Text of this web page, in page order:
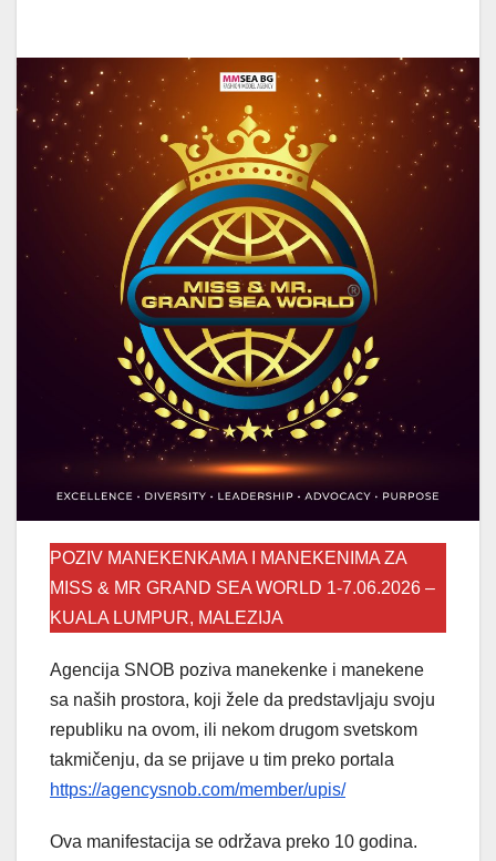
POZIV MANEKENKAMA I MANEKENIMA ZA
MISS & MR GRAND SEA WORLD 1-7.06.2026 –
KUALA LUMPUR, MALEZIJA
Agencija SNOB poziva manekenke i manekene
sa naših prostora, koji žele da predstavljaju svoju
republiku na ovom, ili nekom drugom svetskom
takmičenju, da se prijave u tim preko portala
https://agencysnob.com/member/upis/
Ova manifestacija se održava preko 10 godina.